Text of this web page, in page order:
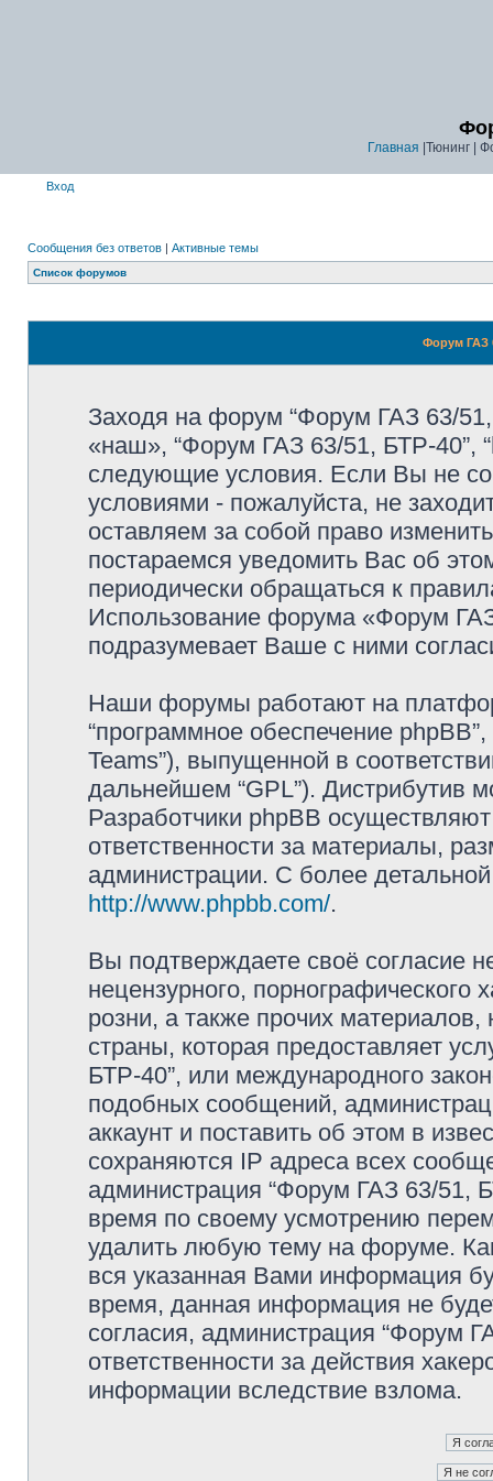
Главная |Тюнинг |
Вход
Сообщения без ответов | Активные темы
Список форумов
Форум ГАЗ
Заходя на форум “Форум ГАЗ 63/
«наш», “Форум ГАЗ 63/51, БТР-40”,
следующие условия. Если Вы не
условиями - пожалуйста, не
оставляем за собой право
постараемся уведомить Вас об
периодически обращаться к
Использование форума «Форум
подразумевает Ваше с ними
Наши форумы работают на
“программное обеспечение
Teams”), выпущенной в
дальнейшем “GPL”). Дистрибутив
Разработчики phpBB
ответственности за материалы,
администрации. С более
http://www.phpbb.com/.
Вы подтверждаете своё согласие
нецензурного, порнографического
розни, а также прочих
страны, которая предоставляет
БТР-40”, или международного
подобных сообщений,
аккаунт и поставить об этом в
сохраняются IP адреса всех
администрация “Форум ГАЗ 63/51,
время по своему усмотрению
удалить любую тему на форуме.
вся указанная Вами информация
время, данная информация не
согласия, администрация “Форум
ответственности за действия
информации вследствие взлома.